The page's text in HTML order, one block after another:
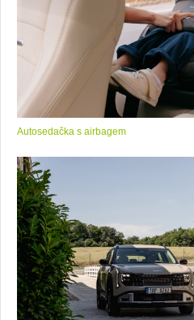
Autosedačka s airbagem